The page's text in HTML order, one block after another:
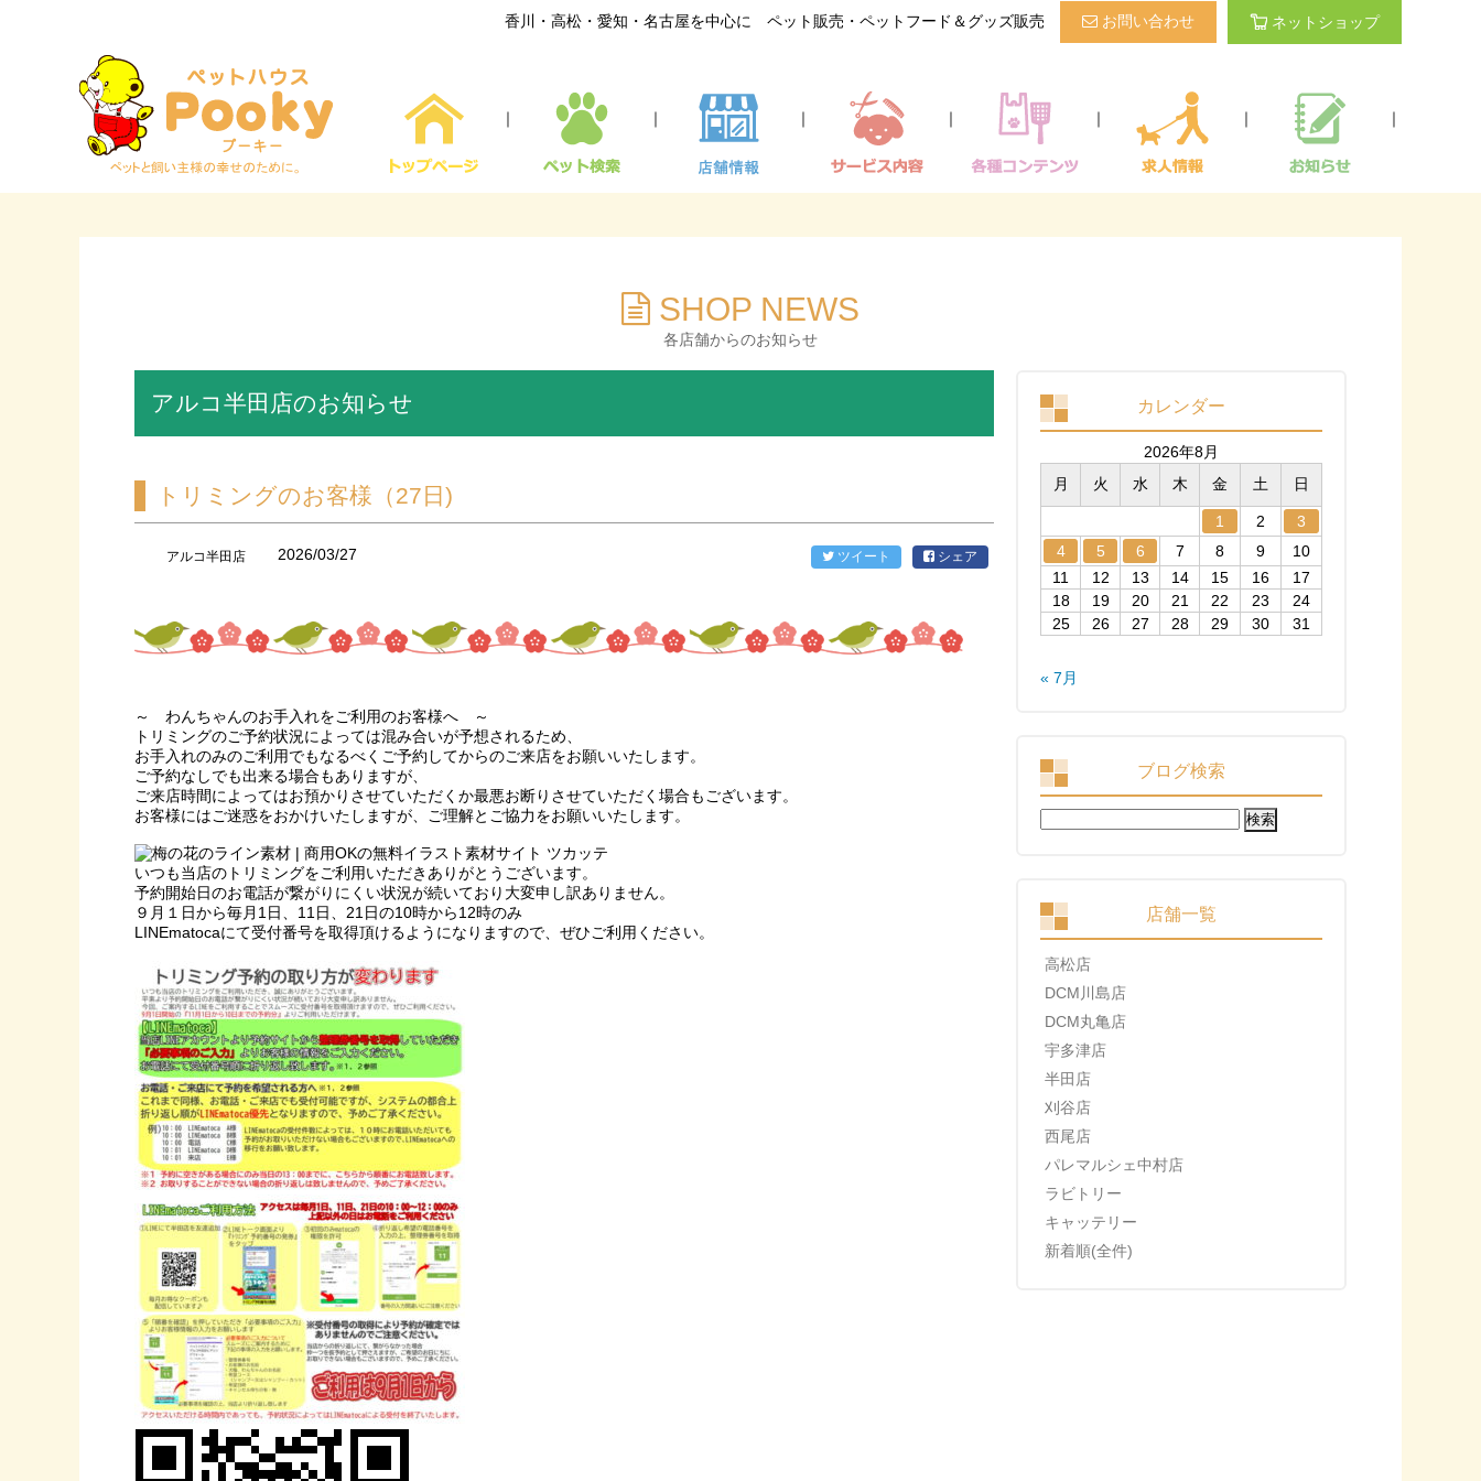
香川・高松・愛知・名古屋を中心に ペット販売・ペットフード＆グッズ販売 お問い合わせ ネットショップ
｜ ｜ ｜ ｜ ｜ ｜ ｜
SHOP NEWS
各店舗からのお知らせ
アルコ半田店のお知らせ
トリミングのお客様（27日)
アルコ半田店 2026/03/27 ツイート シェア
～ わんちゃんのお手入れをご利用のお客様へ ～
トリミングのご予約状況によっては混み合いが予想されるため、
お手入れのみのご利用でもなるべくご予約してからのご来店をお願いいたします。
ご予約なしでも出来る場合もありますが、
ご来店時間によってはお預かりさせていただくか最悪お断りさせていただく場合もございます。
お客様にはご迷惑をおかけいたしますが、ご理解とご協力をお願いいたします。
いつも当店のトリミングをご利用いただきありがとうございます。
予約開始日のお電話が繋がりにくい状況が続いており大変申し訳ありません。
９月１日から毎月1日、11日、21日の10時から12時のみ
LINEmatocaにて受付番号を取得頂けるようになりますので、ぜひご利用ください。
カレンダー
2026年8月
月
火 水 木 金 土 日
1 2
3
4
5 6 7 8 9
10
11
12 13 14 15 16
17
18
19 20 21 22 23
24
25
26 27 28 29 30 31
« 7月
ブログ検索
検
索:
店舗一覧
高松店
DCM川島店
DCM丸亀店
宇多津店
半田店
刈谷店
西尾店
パレマルシェ中村店
ラビトリー
キャッテリー
新着順(全件)